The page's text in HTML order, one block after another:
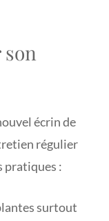
écrin de
régulier
pratiques :
surtout